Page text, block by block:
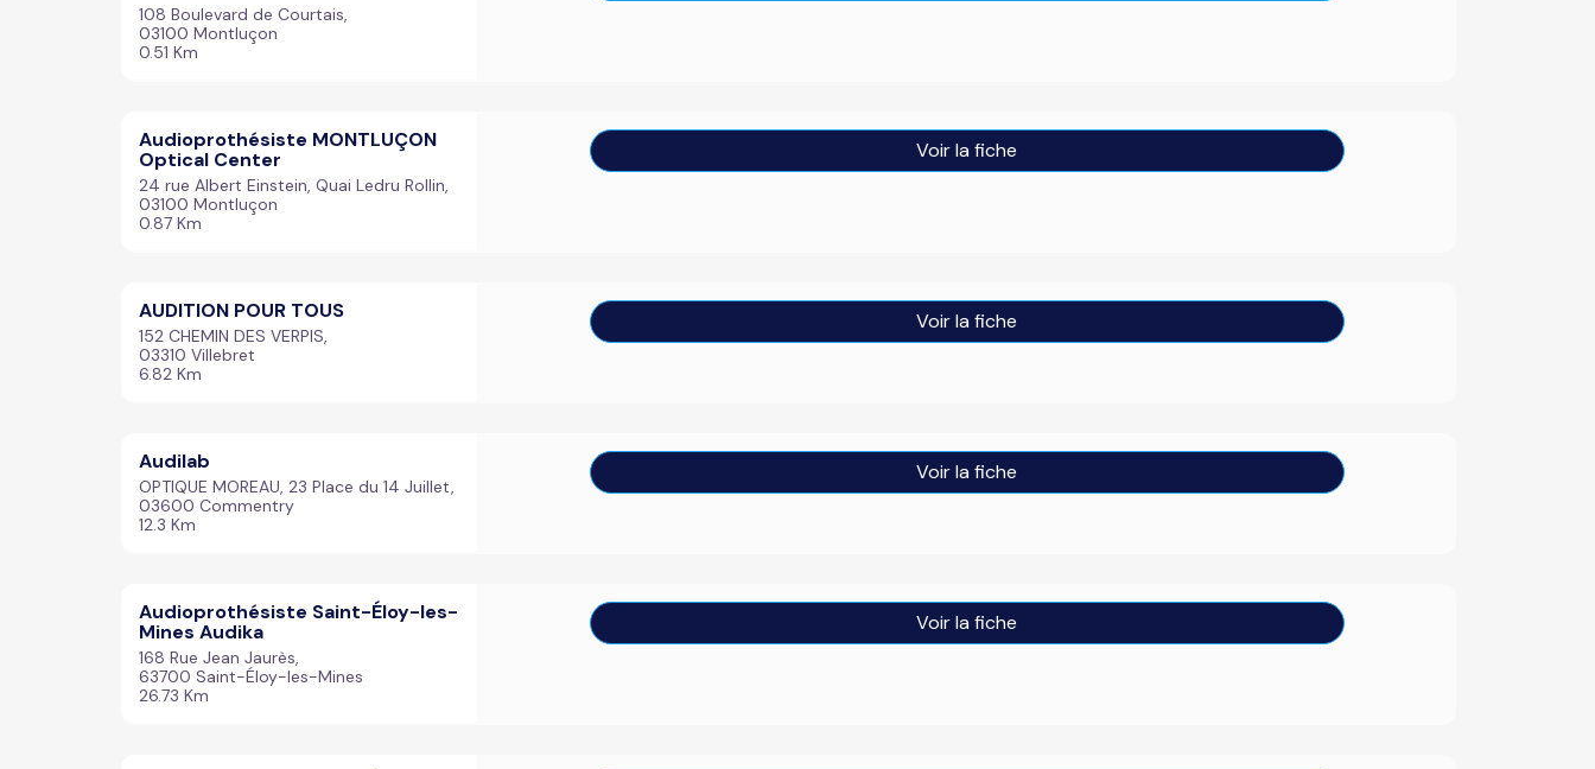
108 Boulevard de Courtais,
03100 Montluçon
0.51 Km
Audioprothésiste MONTLUÇON
Optical Center
24 rue Albert Einstein, Quai Ledru Rollin,
03100 Montluçon
0.87 Km
Voir la fiche
AUDITION POUR TOUS
152 CHEMIN DES VERPIS,
03310 Villebret
6.82 Km
Voir la fiche
Audilab
OPTIQUE MOREAU, 23 Place du 14 Juillet,
03600 Commentry
12.3 Km
Voir la fiche
Audioprothésiste Saint-Éloy-les-
Mines Audika
168 Rue Jean Jaurès,
63700 Saint-Éloy-les-Mines
26.73 Km
Voir la fiche